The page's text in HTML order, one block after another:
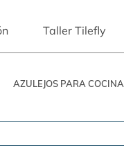
Taller Tilefly
AZULEJOS PARA COCINA